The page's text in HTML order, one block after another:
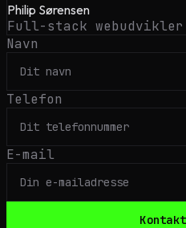
Philip Sørensen
Full-stack webudvikler
Navn
Telefon
E-mail